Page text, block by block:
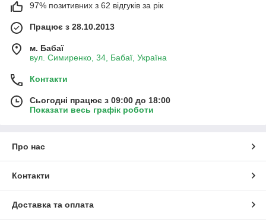
97% позитивних з 62 відгуків за рік
Працює з 28.10.2013
м. Бабаї
вул. Симиренко, 34, Бабаї, Україна
Контакти
Сьогодні працює з 09:00 до 18:00
Показати весь графік роботи
Про нас
Контакти
Доставка та оплата